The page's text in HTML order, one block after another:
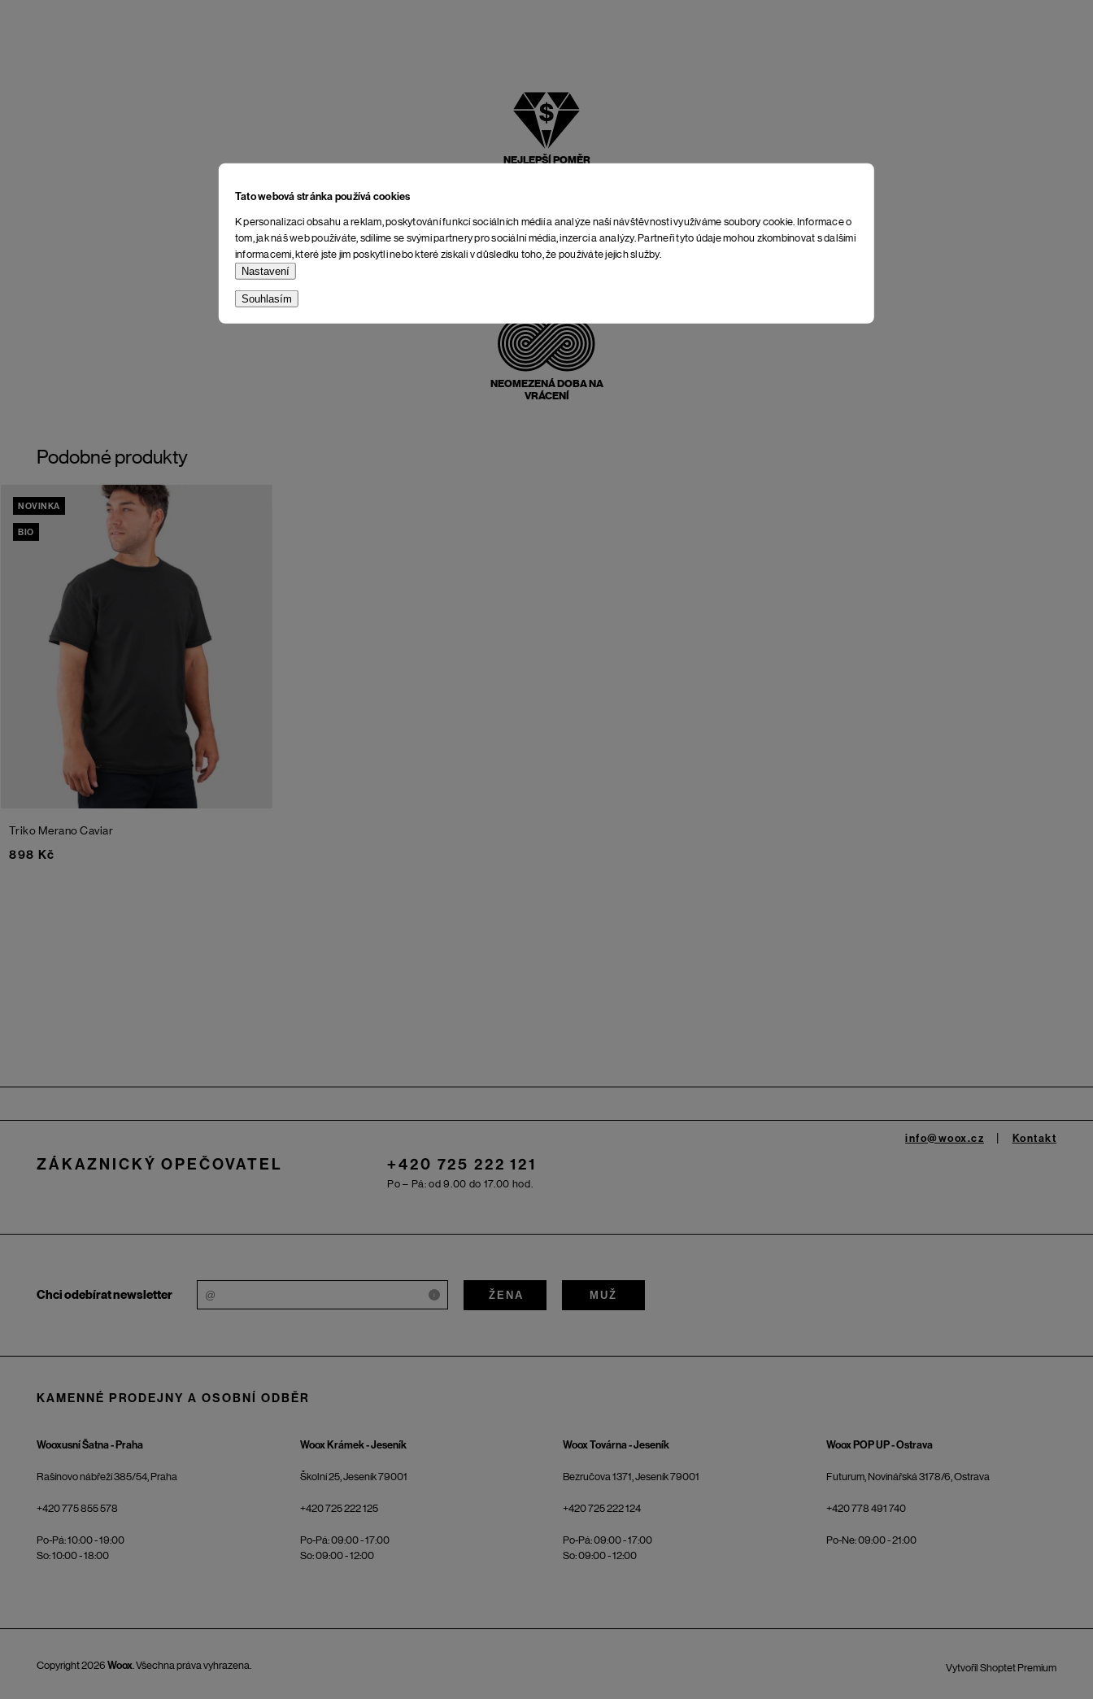
Tato webová stránka používá cookies
K personalizaci obsahu a reklam, poskytování funkcí sociálních médií a analýze naší návštěvnosti využíváme soubory cookie. Informace o
tom, jak náš web používáte, sdílíme se svými partnery pro sociální média, inzerci a analýzy. Partneři tyto údaje mohou zkombinovat s dalšími
informacemi, které jste jim poskytli nebo které získali v důsledku toho, že používáte jejich služby.
Nastavení
Souhlasím
NEJLEPŠÍ POMĚR
NEOMEZENÁ DOBA NA
VRÁCENÍ
Podobné produkty
NOVINKA
BIO
Triko MeranoCaviar
898 Kč
ZÁKAZNICKÝ OPEČOVATEL +420 725 222 121
Po – Pá: od 9.00 do 17.00 hod.
info@woox.cz Kontakt
Chci odebírat newsletter i ŽENA MUŽ
KAMENNÉ PRODEJNY A OSOBNÍ ODBĚR
Wooxusní Šatna - Praha
Rašínovo nábřeží 385/54, Praha
+420 775 855 578
Po-Pá: 10:00 - 19:00
So: 10:00 - 18:00
Woox Krámek - Jeseník
Školní 25, Jeseník 79001
+420 725 222 125
Po-Pá: 09:00 - 17:00
So: 09:00 - 12:00
Woox Továrna - Jeseník
Bezručova 1371, Jeseník 79001
+420 725 222 124
Po-Pá: 09:00 - 17:00
So: 09:00 - 12:00
Woox POP UP - Ostrava
Futurum, Novinářská 3178/6, Ostrava
+420 778 491 740
Po-Ne: 09:00 - 21:00
Vytvořil Shoptet Premium
Copyright 2026 Woox. Všechna práva vyhrazena.